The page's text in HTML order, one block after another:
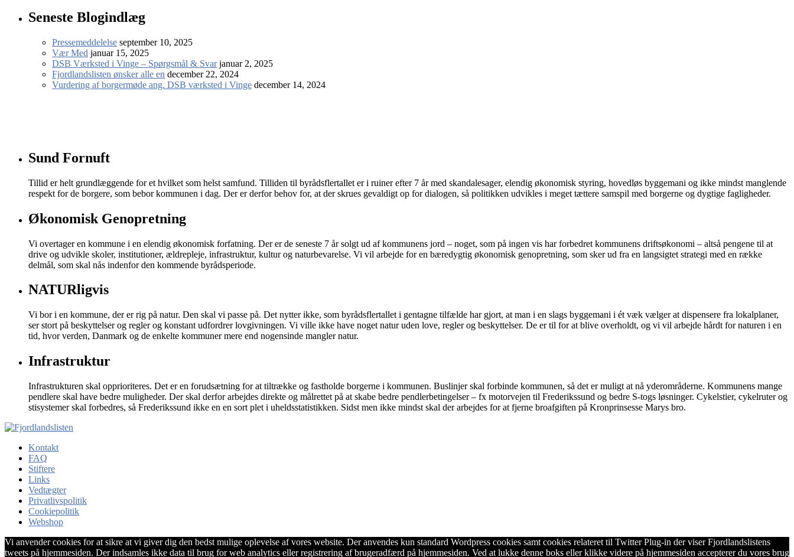
Seneste Blogindlæg
Pressemeddelelse september 10, 2025
Vær Med januar 15, 2025
DSB Værksted i Vinge – Spørgsmål & Svar januar 2, 2025
Fjordlandslisten ønsker alle en december 22, 2024
Vurdering af borgermøde ang. DSB værksted i Vinge december 14, 2024
Sund Fornuft
Tillid er helt grundlæggende for et hvilket som helst samfund. Tilliden til byrådsflertallet er i ruiner efter 7 år med skandalesager, elendig økonomisk styring, hovedløs byggemani og ikke mindst manglende
respekt for de borgere, som bebor kommunen i dag. Der er derfor behov for, at der skrues gevaldigt op for dialogen, så politikken udvikles i meget tættere samspil med borgerne og dygtige fagligheder.
Økonomisk Genopretning
Vi overtager en kommune i en elendig økonomisk forfatning. Der er de seneste 7 år solgt ud af kommunens jord – noget, som på ingen vis har forbedret kommunens driftsøkonomi – altså pengene til at
drive og udvikle skoler, institutioner, ældrepleje, infrastruktur, kultur og naturbevarelse. Vi vil arbejde for en bæredygtig økonomisk genopretning, som sker ud fra en langsigtet strategi med en række
delmål, som skal nås indenfor den kommende byrådsperiode.
NATURligvis
Vi bor i en kommune, der er rig på natur. Den skal vi passe på. Det nytter ikke, som byrådsflertallet i gentagne tilfælde har gjort, at man i en slags byggemani i ét væk vælger at dispensere fra lokalplaner,
ser stort på beskyttelser og regler og konstant udfordrer lovgivningen. Vi ville ikke have noget natur uden love, regler og beskyttelser. De er til for at blive overholdt, og vi vil arbejde hårdt for naturen i en
tid, hvor verden, Danmark og de enkelte kommuner mere end nogensinde mangler natur.
Infrastruktur
Infrastrukturen skal opprioriteres. Det er en forudsætning for at tiltrække og fastholde borgerne i kommunen. Buslinjer skal forbinde kommunen, så det er muligt at nå yderområderne. Kommunens mange
pendlere skal have bedre muligheder. Der skal derfor arbejdes direkte og målrettet på at skabe bedre pendlerbetingelser – fx motorvejen til Frederikssund og bedre S-togs løsninger. Cykelstier, cykelruter og
stisystemer skal forbedres, så Frederikssund ikke en en sort plet i uheldsstatistikken. Sidst men ikke mindst skal der arbejdes for at fjerne broafgiften på Kronprinsesse Marys bro.
Kontakt
FAQ
Stiftere
Links
Vedtægter
Privatlivspolitik
Cookiepolitik
Webshop
Vi anvender cookies for at sikre at vi giver dig den bedst mulige oplevelse af vores website. Der anvendes kun standard Wordpress cookies samt cookies relateret til Twitter Plug-in der viser Fjordlandslistens
tweets på hjemmesiden. Der indsamles ikke data til brug for web analytics eller registrering af brugeradfærd på hjemmesiden. Ved at lukke denne boks eller klikke videre på hjemmesiden accepterer du vores brug